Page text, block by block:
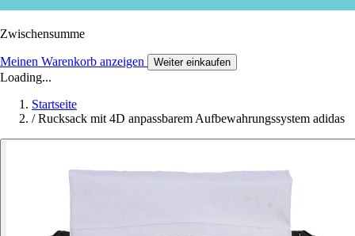
Zwischensumme
Meinen Warenkorb anzeigen Weiter einkaufen
Loading...
Startseite
/ Rucksack mit 4D anpassbarem Aufbewahrungssystem adidas